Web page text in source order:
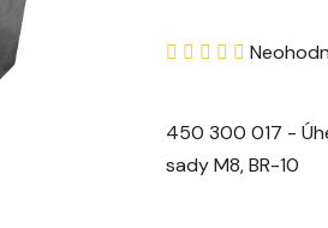
produktu
450 300 017 -
sady M8, BR-10